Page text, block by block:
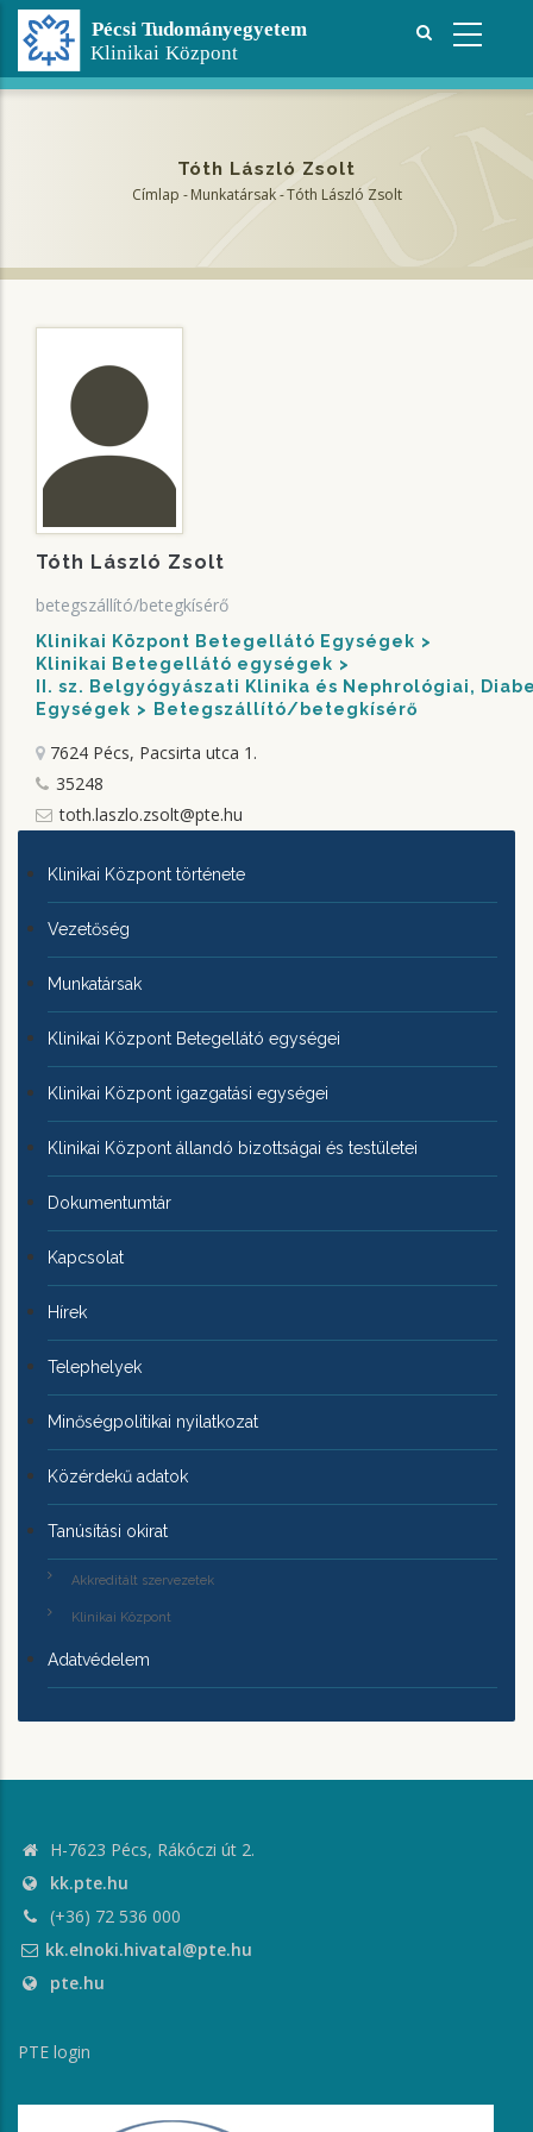
Ugrás
tartalomra
Tóth László Zsolt
Címlap - Munkatársak -Tóth László Zsolt
Tóth László Zsolt
betegszállító/betegkísérő
Klinikai Központ Betegellátó Egységek
Klinikai Betegellátó egységek
II. sz. Belgyógyászati Klinika és Nephrológiai,
Egységek
Betegszállító/betegkísérő
7624 Pécs, Pacsirta utca 1.
35248
toth.laszlo.zsolt@pte.hu
KLINIKAI
KÖZPONTRÓL
Klinikai Központ története
Vezetőség
Munkatársak
Klinikai Központ Betegellátó egységei
Klinikai Központ igazgatási egységei
Klinikai Központ állandó bizottságai és testületei
Dokumentumtár
Kapcsolat
Hírek
Telephelyek
Minőségpolitikai nyilatkozat
Közérdekű adatok
Tanúsítási okirat
Akkreditált szervezetek
Klinikai Központ
Adatvédelem
H-7623 Pécs, Rákóczi út 2.
kk.pte.hu
(+36) 72 536 000
kk.elnoki.hivatal@pte.hu
pte.hu
PTE login